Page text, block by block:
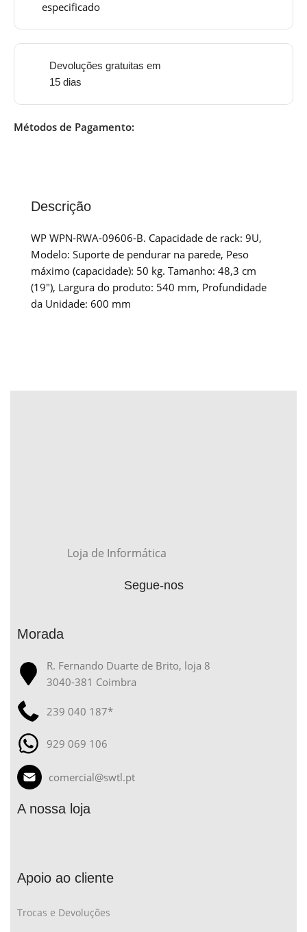
especificado
Devoluções gratuitas em
15 dias
Métodos de Pagamento:
Descrição
WP WPN-RWA-09606-B. Capacidade de rack: 9U,
Modelo: Suporte de pendurar na parede, Peso
máximo (capacidade): 50 kg. Tamanho: 48,3 cm
(19″), Largura do produto: 540 mm, Profundidade
da Unidade: 600 mm
Loja de Informática
Segue-nos
Morada
R. Fernando Duarte de Brito, loja 8
3040-381 Coimbra
239 040 187*
929 069 106
comercial@swtl.pt
A nossa loja
Apoio ao cliente
Trocas e Devoluções